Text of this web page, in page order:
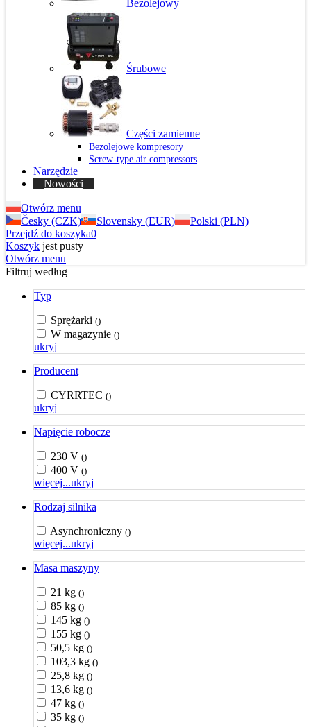
Bezolejowy
Śrubowe
Części zamienne
Bezolejowe kompresory
Screw-type air compressors
Narzędzie
Nowości
Otwórz menu
Česky (CZK)
Slovensky (EUR)
Polski (PLN)
Przejdź do koszyka0
Koszyk jest pusty
Otwórz menu
Filtruj według
Typ
Sprężarki ()
W magazynie ()
ukryj
Producent
CYRRTEC ()
ukryj
Napięcie robocze
230 V ()
400 V ()
więcej...ukryj
Rodzaj silnika
Asynchroniczny ()
więcej...ukryj
Masa maszyny
21 kg ()
85 kg ()
145 kg ()
155 kg ()
50,5 kg ()
103,3 kg ()
25,8 kg ()
13,6 kg ()
47 kg ()
35 kg ()